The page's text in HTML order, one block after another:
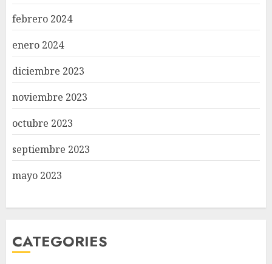
febrero 2024
enero 2024
diciembre 2023
noviembre 2023
octubre 2023
septiembre 2023
mayo 2023
CATEGORIES